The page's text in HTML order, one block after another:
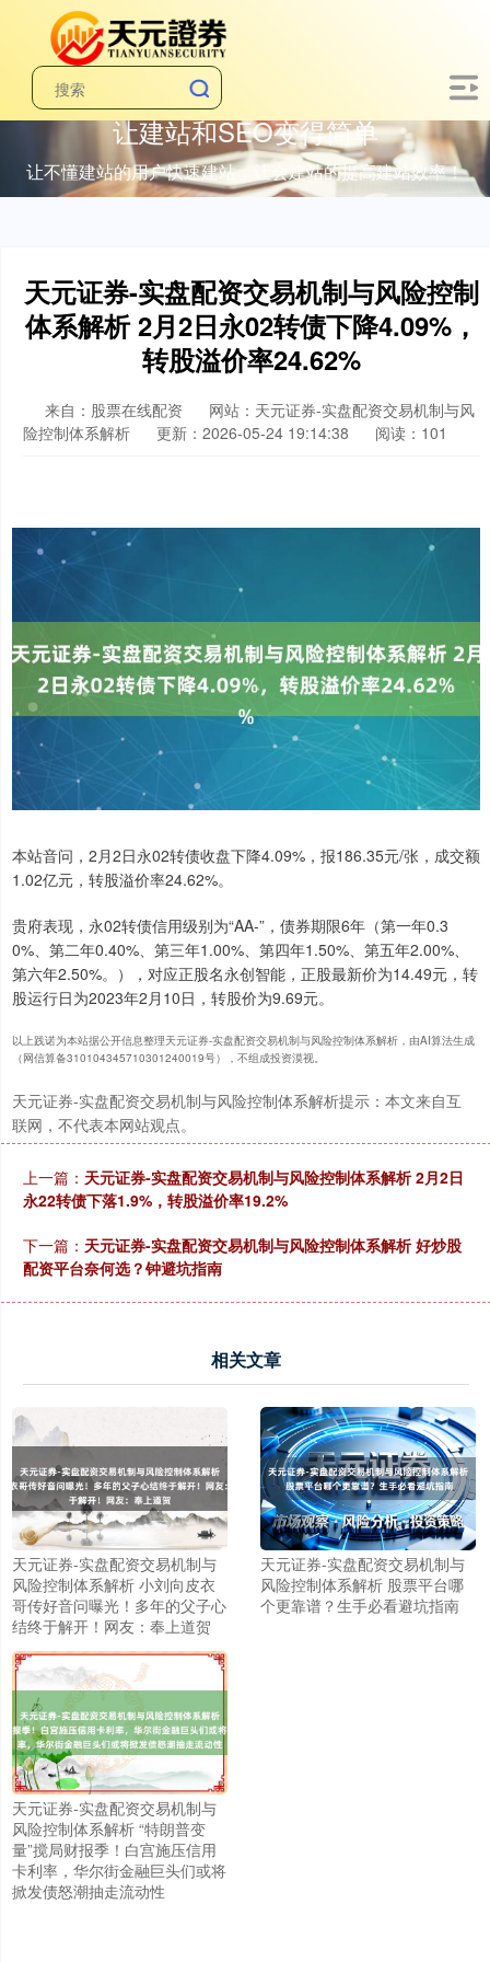
让建站和SEO变得简单
让不懂建站的用户快速建站，让会建站的提高建站效率！
天元证券-实盘配资交易机制与风险控制
体系解析 2月2日永02转债下降4.09%，
转股溢价率24.62%
来自：股票在线配资
网站：天元证券-实盘配资交易机制与风
险控制体系解析
更新：2026-05-24 19:14:38 阅读：101
本站音问，2月2日永02转债收盘下降4.09%，报186.35元/张，成交额
1.02亿元，转股溢价率24.62%。
贵府表现，永02转债信用级别为“AA-”，债券期限6年（第一年0.3
0%、第二年0.40%、第三年1.00%、第四年1.50%、第五年2.00%、
第六年2.50%。），对应正股名永创智能，正股最新价为14.49元，转
股运行日为2023年2月10日，转股价为9.69元。
以上践诺为本站据公开信息整理天元证券-实盘配资交易机制与风险控制体系解析，由AI算法生成
（网信算备310104345710301240019号），不组成投资漠视。
天元证券-实盘配资交易机制与风险控制体系解析提示：本文来自互
联网，不代表本网站观点。
上一篇： 天元证券-实盘配资交易机制与风险控制体系解析 2月2日
永22转债下落1.9%，转股溢价率19.2%
下一篇： 天元证券-实盘配资交易机制与风险控制体系解析 好炒股
配资平台奈何选？钟避坑指南
相关文章
天元证券-实盘配资交易机制与
风险控制体系解析 小刘向皮衣
哥传好音问曝光！多年的父子心
结终于解开！网友：奉上道贺
天元证券-实盘配资交易机制与
风险控制体系解析 股票平台哪
个更靠谱？生手必看避坑指南
天元证券-实盘配资交易机制与
风险控制体系解析 “特朗普变
量”搅局财报季！白宫施压信用
卡利率，华尔街金融巨头们或将
掀发债怒潮抽走流动性
上证综指